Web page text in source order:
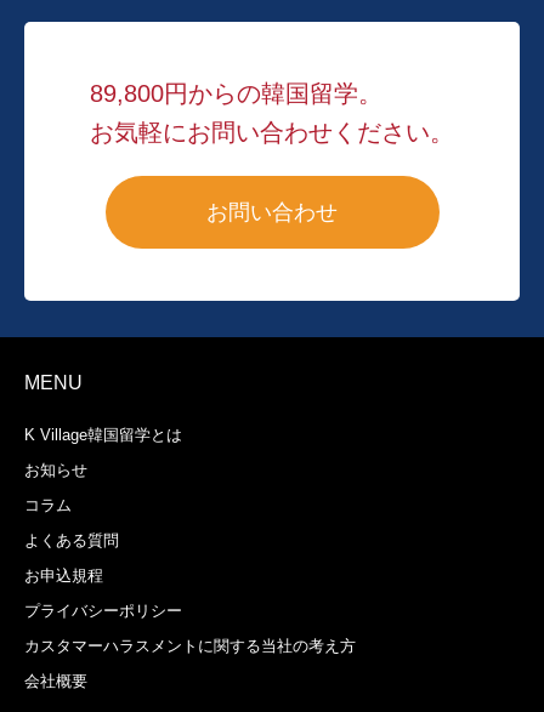
89,800円からの韓国留学。
お気軽にお問い合わせください。
お問い合わせ
MENU
K Village韓国留学とは
お知らせ
コラム
よくある質問
お申込規程
プライバシーポリシー
カスタマーハラスメントに関する当社の考え方
会社概要